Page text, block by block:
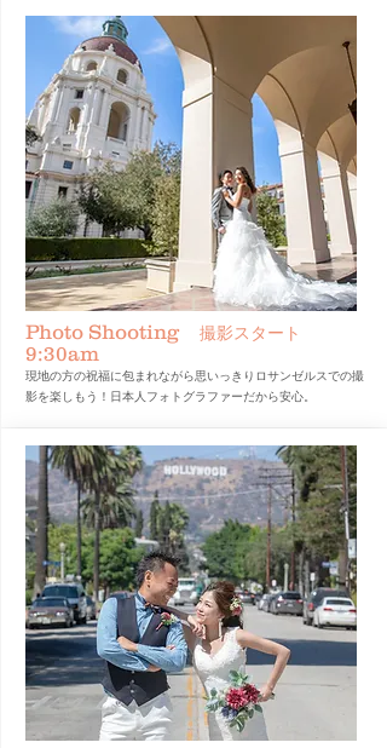
Photo Shooting 撮影スタート
9:30am
​現地の方の祝福に包まれながら思いっきりロサンゼルスでの撮
影を楽しもう！日本人フォトグラファーだから安心。